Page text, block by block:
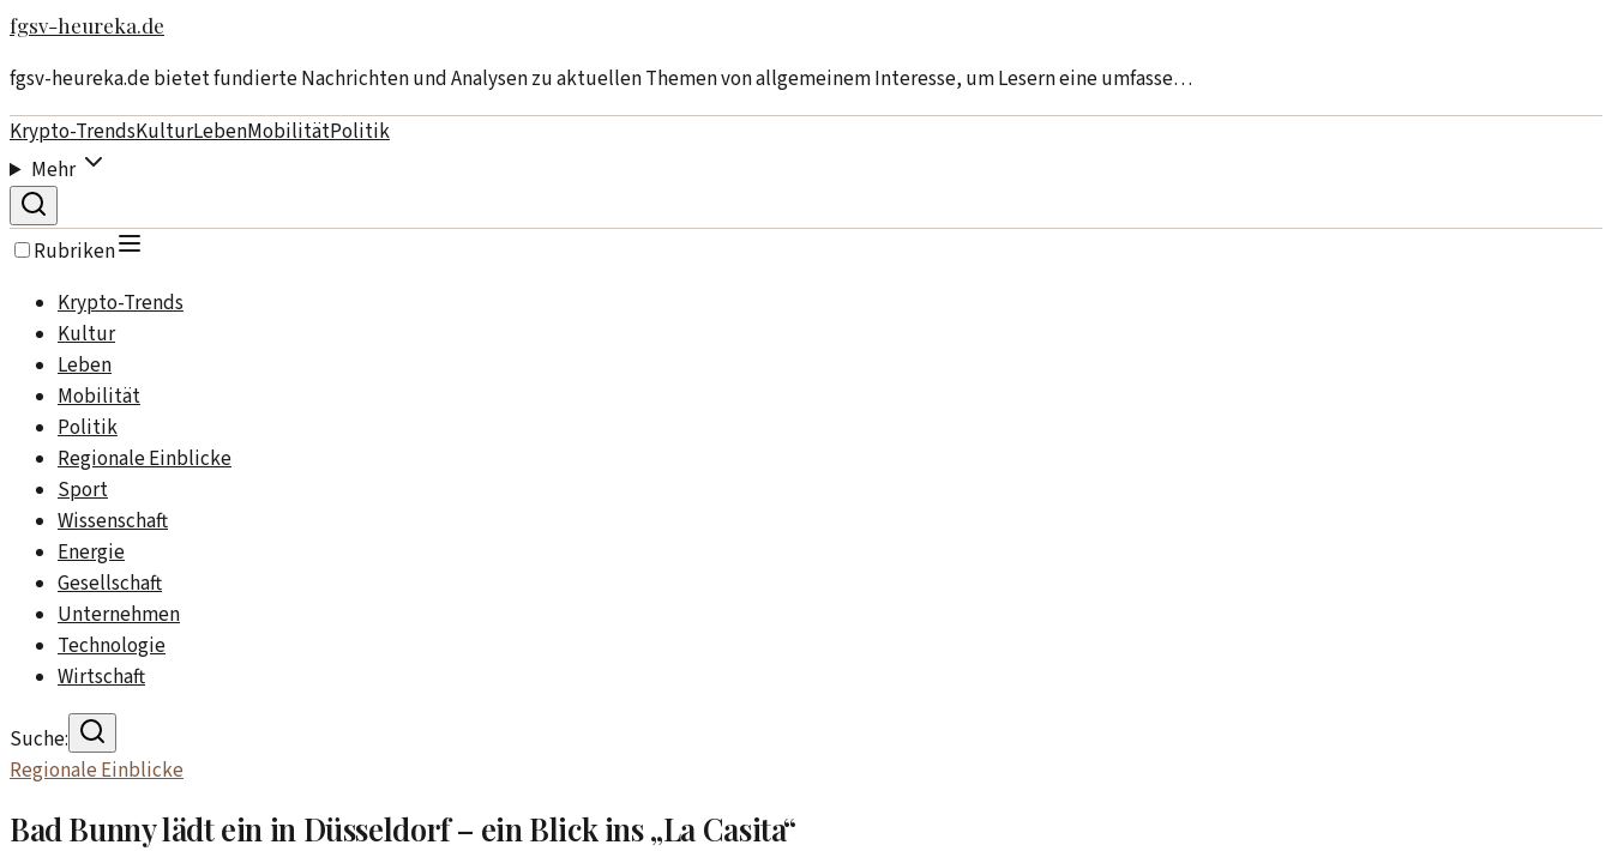
fgsv-heureka.de
fgsv-heureka.de bietet fundierte Nachrichten und Analysen zu aktuellen Themen von allgemeinem Interesse, um Lesern eine umfasse…
Krypto-TrendsKulturLebenMobilitätPolitik
Mehr
Rubriken
Krypto-Trends
Kultur
Leben
Mobilität
Politik
Regionale Einblicke
Sport
Wissenschaft
Energie
Gesellschaft
Unternehmen
Technologie
Wirtschaft
Suche:
Regionale Einblicke
Bad Bunny lädt ein in Düsseldorf – ein Blick ins „La Casita“